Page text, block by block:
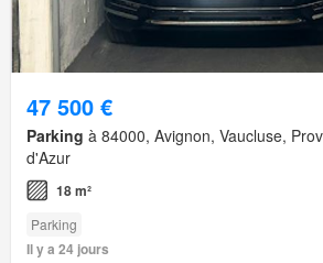
47 500 €
Parking à 84000, Avignon, Vaucluse,
d'Azur
18 m²
Parking
Il y a 24 jours